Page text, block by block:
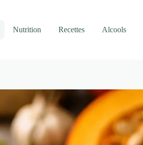
Nutrition Recettes Alcools